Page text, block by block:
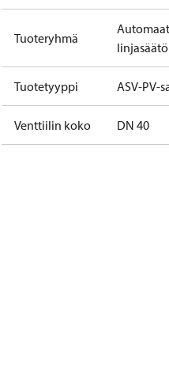
Tuoteryhmä
linjasäätö
Tuotetyyppi ASV-PV-
Venttiilin koko DN 40